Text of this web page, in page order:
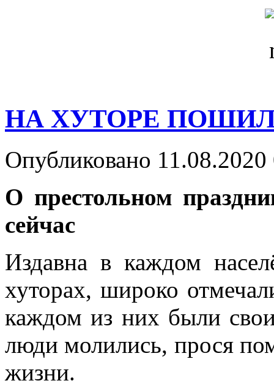
НА ХУТОРЕ
Опубликовано 11.08.2020
О престольном
сейчас
Издавна в каждом
хуторах, широко
каждом из них были
люди молились, прося
жизни.